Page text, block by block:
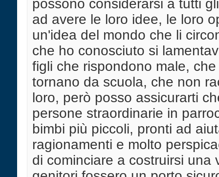
possono considerarsi a tutti
ad avere le loro idee, le loro
un'idea del mondo che li
che ho conosciuto si
figli che rispondono male,
tornano da scuola, che non
loro, però posso assicurarti
persone straordinarie in
bimbi più piccoli, pronti ad
ragionamenti e molto
di cominciare a costruirsi